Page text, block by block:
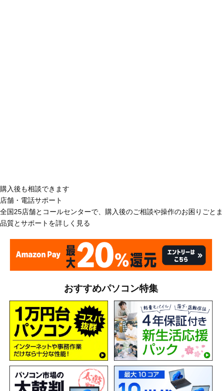
購入後も相談できます
店舗・電話サポート
全国25店舗とコールセンターで、購入後のご相談や操作のお困りごと
品質とサポートを詳しく見る
おすすめパソコン特集